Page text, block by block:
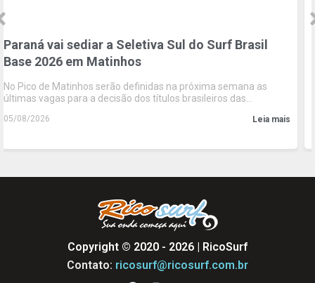
Paraná vai sediar a Seletiva Sul do Surf Brasil
Base 2026 em Matinhos
No Pico de Matinhos serão definidas na próxima semana as
últimas vagas para a decisão dos títulos brasileiros das
Leia mais
05/08/2026
Copyright © 2020 - 2026 | RicoSurf
Contato: ricosurf@ricosurf.com.br